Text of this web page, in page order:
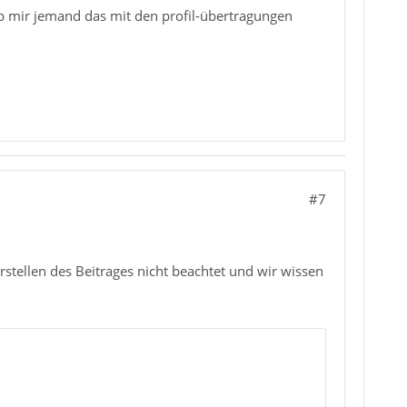
mir jemand das mit den profil-übertragungen
#7
des Beitrages nicht beachtet und wir wissen